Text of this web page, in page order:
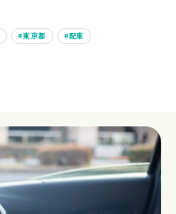
東京都 配車